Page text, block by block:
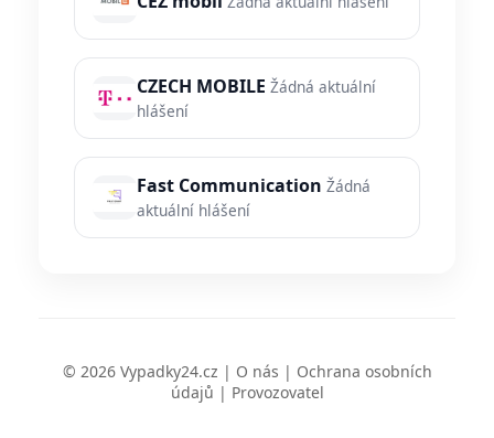
CZECH MOBILE Žádná aktuální
hlášení
Fast Communication Žádná
aktuální hlášení
© 2026 Vypadky24.cz | O nás | Ochrana osobních
údajů | Provozovatel